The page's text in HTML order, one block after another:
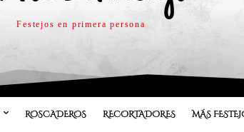
Festejos en primera persona
ROSCADEROS RECORTADORES MÁS